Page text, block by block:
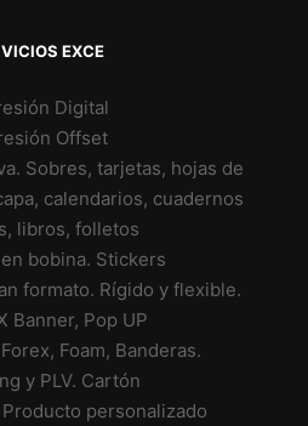
EXCE
Digital
Offset
Sobres, tarjetas, hojas de
calendarios, cuadernos
libros, folletos
bobina. Stickers
formato. Rígido y flexible.
Banner, Pop UP
Foam, Banderas.
y PLV. Cartón
personalizado